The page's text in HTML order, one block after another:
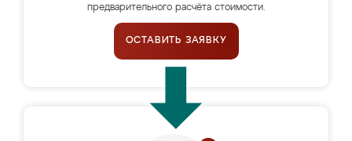
предварительного расчёта стоимости.
ОСТАВИТЬ ЗАЯВКУ